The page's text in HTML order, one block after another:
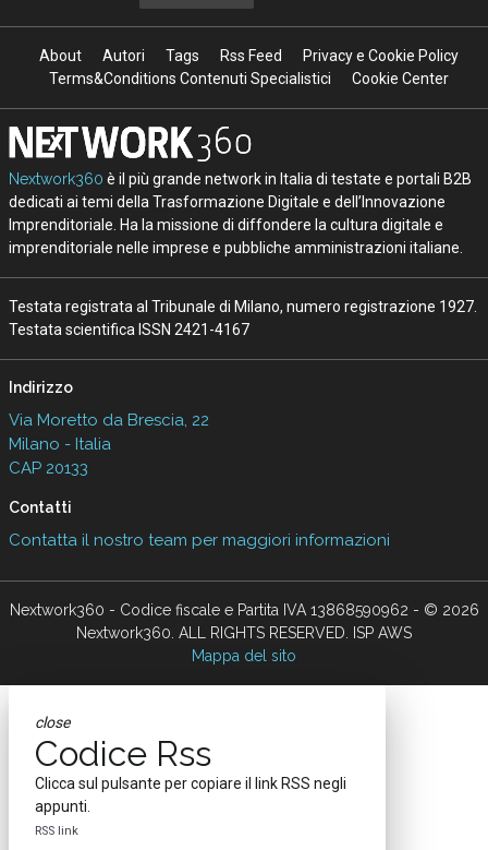
About Autori Tags Rss Feed
Privacy e Cookie Policy
Terms&Conditions Contenuti Specialistici
Cookie Center
Nextwork360 è il più grande network in Italia di testate e portali B2B
dedicati ai temi della Trasformazione Digitale e dell’Innovazione
Imprenditoriale. Ha la missione di diffondere la cultura digitale e
imprenditoriale nelle imprese e pubbliche amministrazioni italiane.
Testata registrata al Tribunale di Milano, numero registrazione 1927.
Testata scientifica ISSN 2421-4167
Indirizzo
Via Moretto da Brescia, 22
Milano - Italia
CAP 20133
Contatti
Contatta il nostro team per maggiori informazioni
Nextwork360 - Codice fiscale e Partita IVA 13868590962 - © 2026
Nextwork360. ALL RIGHTS RESERVED. ISP AWS
Mappa del sito
close
Codice Rss
Clicca sul pulsante per copiare il link RSS negli
appunti.
RSS link